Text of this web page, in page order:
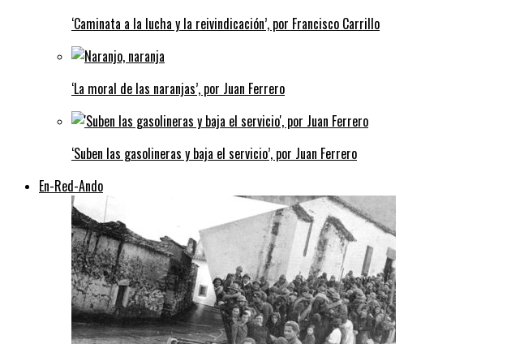
‘Caminata a la lucha y la reivindicación’, por Francisco Carrillo
‘La moral de las naranjas’, por Juan Ferrero
‘Suben las gasolineras y baja el servicio’, por Juan Ferrero
En-Red-Ando